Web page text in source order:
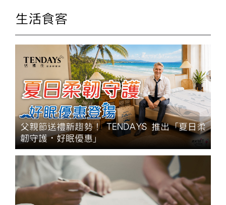
生活食客
父親節送禮新趨勢！ TENDAYS 推出「夏日柔
韌守護・好眠優惠」